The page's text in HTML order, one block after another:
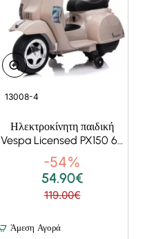
Super Deals
13008-4
Ηλεκτροκίνητη παιδική
Vespa Licensed PX150 6V
σε μπεζ
-54%
54.90€
119.00€
Άμεση Αγορά